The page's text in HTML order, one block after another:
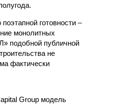
готовности –
монолитных
подобной публичной
не
фактически
Group модель